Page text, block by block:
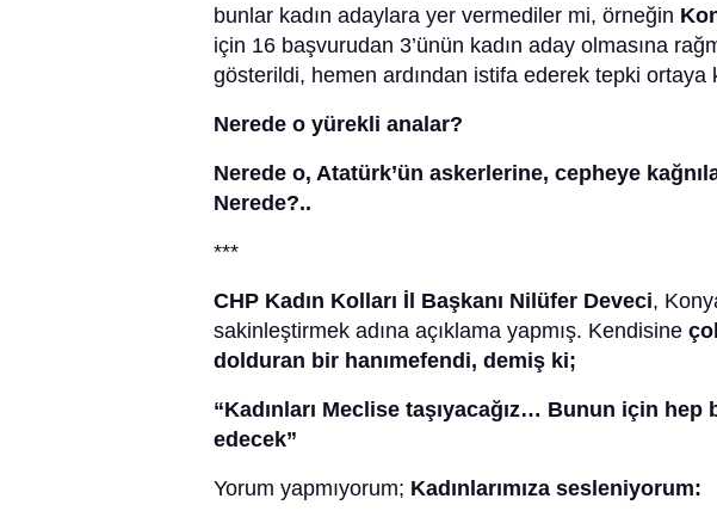
bunlar kadın adaylara yer vermediler mi, örneğin
için 16 başvurudan 3’ünün kadın aday olmasına
gösterildi, hemen ardından istifa ederek tepki ortaya
Nerede o yürekli analar?
Nerede o, Atatürk’ün askerlerine, cepheye
Nerede?..
***
CHP Kadın Kolları İl Başkanı Nilüfer Deveci,
sakinleştirmek adına açıklama yapmış. Kendisine
dolduran bir hanımefendi, demiş ki;
“Kadınları Meclise taşıyacağız… Bunun için hep
edecek”
Yorum yapmıyorum; Kadınlarımıza sesleniyorum: